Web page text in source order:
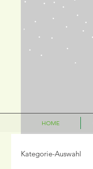
HOME
Kategorie-Auswahl